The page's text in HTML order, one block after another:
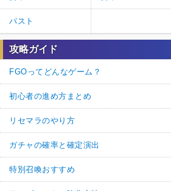
パスト
攻略ガイド
FGOってどんなゲーム？
初心者の進め方まとめ
リセマラのやり方
ガチャの確率と確定演出
特別召喚おすすめ